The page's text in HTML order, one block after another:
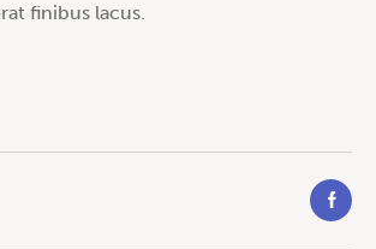
finibus lacus.